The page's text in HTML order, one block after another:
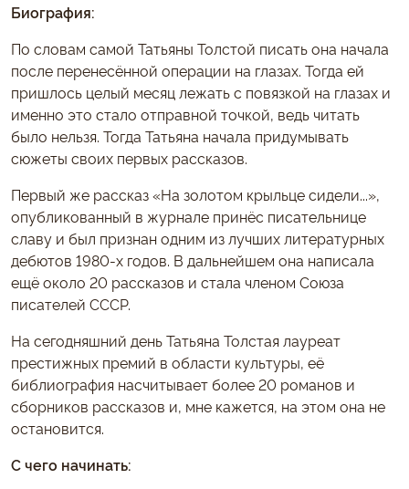
Биография:
По словам самой Татьяны Толстой писать она начала
после перенесённой операции на глазах. Тогда ей
пришлось целый месяц лежать с повязкой на глазах и
именно это стало отправной точкой, ведь читать
было нельзя. Тогда Татьяна начала придумывать
сюжеты своих первых рассказов.
Первый же рассказ «На золотом крыльце сидели...»,
опубликованный в журнале принёс писательнице
славу и был признан одним из лучших литературных
дебютов 1980-х годов. В дальнейшем она написала
ещё около 20 рассказов и стала членом Союза
писателей СССР.
На сегодняшний день Татьяна Толстая лауреат
престижных премий в области культуры, её
библиография насчитывает более 20 романов и
сборников рассказов и, мне кажется, на этом она не
остановится.
С чего начинать: